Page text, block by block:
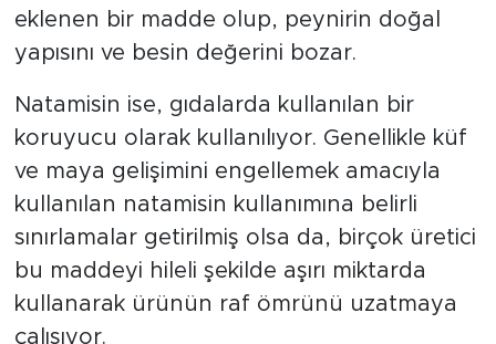
eklenen bir madde olup, peynirin doğal
yapısını ve besin değerini bozar.
Natamisin ise, gıdalarda kullanılan bir
koruyucu olarak kullanılıyor. Genellikle küf
ve maya gelişimini engellemek amacıyla
kullanılan natamisin kullanımına belirli
sınırlamalar getirilmiş olsa da, birçok üretici
bu maddeyi hileli şekilde aşırı miktarda
kullanarak ürünün raf ömrünü uzatmaya
çalışıyor.